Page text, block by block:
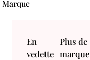
Marque
En
vedette
Plus de
marque